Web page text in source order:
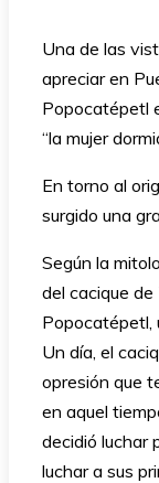
Una de las
apreciar en
Popocatépetl
“la mujer
En torno al
surgido una
Según la
del cacique
Popocatépetl,
Un día, el
opresión que
en aquel
decidió luchar
luchar a sus